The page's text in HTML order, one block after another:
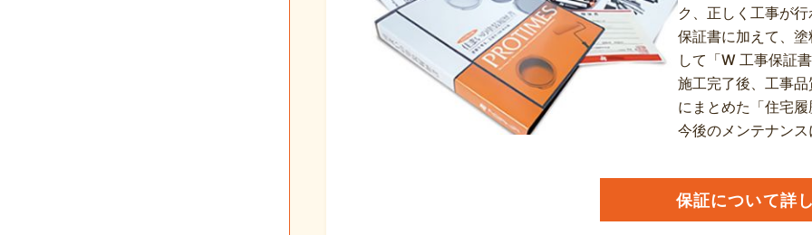
ク、正しく工事が
保証書に加えて、
して「W 工事保証
施工完了後、工事
にまとめた「住宅
今後のメンテナン
保証について詳